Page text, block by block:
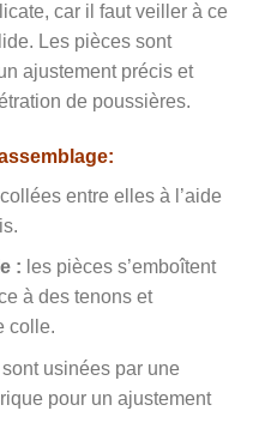
car il faut veiller à ce
Les pièces sont
ajustement précis et
de poussières.
entre elles à l’aide
: les pièces s’emboîtent
à des tenons et
colle.
usinées par une
pour un ajustement